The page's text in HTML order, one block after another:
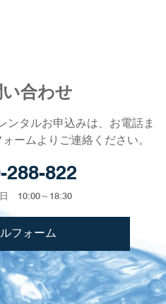
合わせ
ンタルお申込みは、お電話ま
ームよりご連絡ください。
288-822
10:00～18:30
フォーム